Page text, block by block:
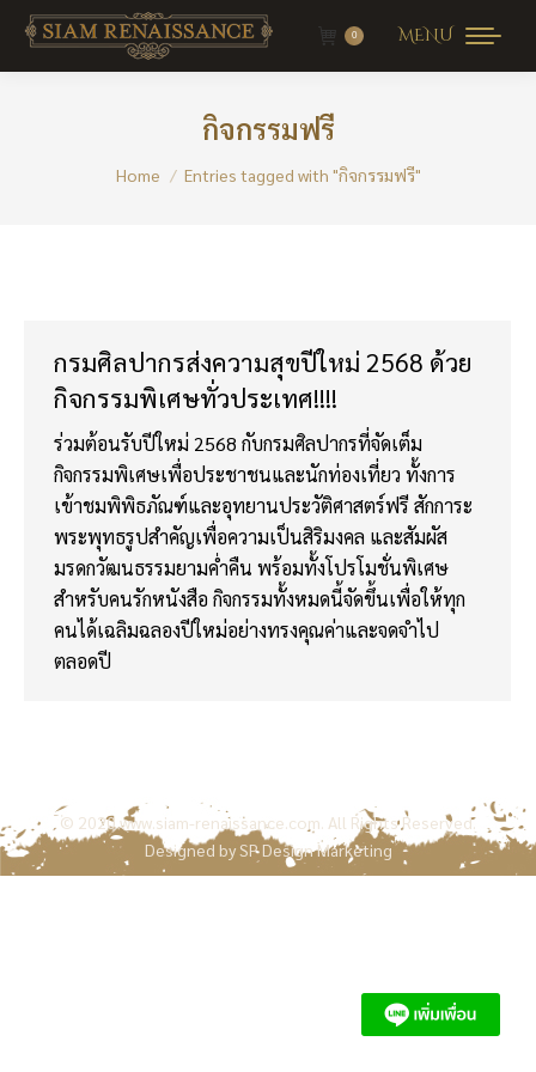
MENU
0
กิจกรรมฟรี
Home Entries tagged with "กิจกรรมฟรี"
กรมศิลปากรส่งความสุขปีใหม่ 2568 ด้วย
กิจกรรมพิเศษทั่วประเทศ!!!!
ร่วมต้อนรับปีใหม่ 2568 กับกรมศิลปากรที่จัดเต็ม
กิจกรรมพิเศษเพื่อประชาชนและนักท่องเที่ยว ทั้งการ
เข้าชมพิพิธภัณฑ์และอุทยานประวัติศาสตร์ฟรี สักการะ
พระพุทธรูปสำคัญเพื่อความเป็นสิริมงคล และสัมผัส
มรดกวัฒนธรรมยามค่ำคืน พร้อมทั้งโปรโมชั่นพิเศษ
สำหรับคนรักหนังสือ กิจกรรมทั้งหมดนี้จัดขึ้นเพื่อให้ทุก
คนได้เฉลิมฉลองปีใหม่อย่างทรงคุณค่าและจดจำไป
ตลอดปี
© 2020www.siam-renaissance.com. All Rights Reserved.
Designed bySP Design Marketing